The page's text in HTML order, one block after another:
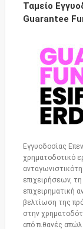
Ταμείο
Guarantee
Εγγυοδοσίας
χρηματοδοτικό
επιχειρήσεων,
επιχειρηματική
βελτίωση της
στην
από πιθανές